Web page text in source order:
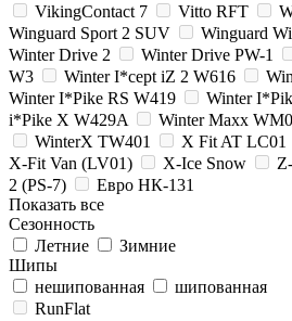
VikingContact 7
Vitto RFT
Winguard Sport 2 SUV
Winguard
Winter Drive 2
Winter Drive PW-1
W3
Winter I*cept iZ 2 W616
Winter I*Pike RS W419
Winter
i*Pike X W429A
Winter Maxx
WinterX TW401
X Fit AT LC01
X-Fit Van (LV01)
X-Ice Snow
2 (PS-7)
Евро НК-131
Показать все
Сезонность
Летние
Зимние
Шипы
нешипованная
шипованная
RunFlat